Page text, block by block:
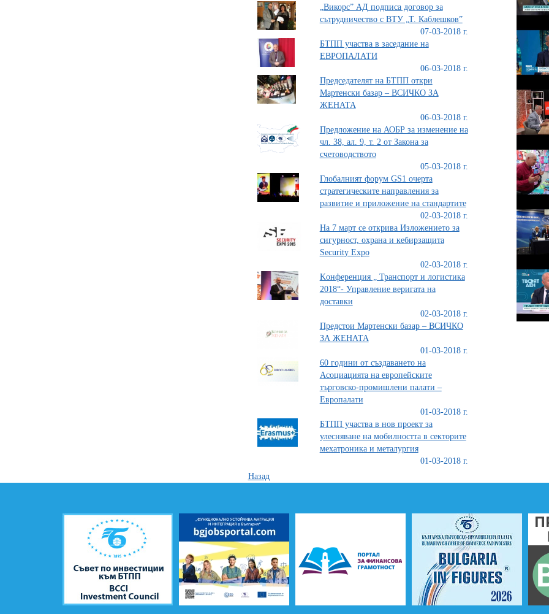
„Викорс” АД подписа договор за
сътрудничество с ВТУ „Т. Каблешков”
07-03-2018 г.
БТПП участва в заседание на
ЕВРОПАЛАТИ
06-03-2018 г.
Председателят на БТПП откри
Мартенски базар – ВСИЧКО ЗА
ЖЕНАТА
06-03-2018 г.
Предложение на АОБР за изменение на
чл. 38, ал. 9, т. 2 от Закона за
счетоводството
05-03-2018 г.
Глобалният форум GS1 очерта
стратегическите направления за
развитие и приложение на стандартите
02-03-2018 г.
На 7 март се открива Изложението за
сигурност, охрана и кебирзащита
Security Expo
02-03-2018 г.
Kонференция „ Транспорт и логистика
2018“- Управление веригата на
доставки
02-03-2018 г.
Предстои Мартенски базар – ВСИЧКО
ЗА ЖЕНАТА
01-03-2018 г.
60 години от създаването на
Асоциацията на европейските
търговско-промишлени палати –
Европалати
01-03-2018 г.
БТПП участва в нов проект за
улесняване на мобилността в секторите
мехатроника и металургия
01-03-2018 г.
Назад